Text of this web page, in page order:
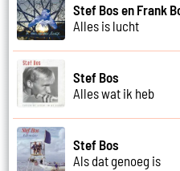
Stef Bos en Frank
Alles is lucht
Stef Bos
Alles wat ik heb
Stef Bos
Als dat genoeg is